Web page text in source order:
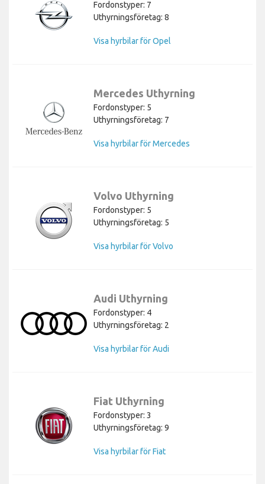
Fordonstyper: 7
Uthyrningsföretag: 8
Visa hyrbilar för Opel
Mercedes Uthyrning
Fordonstyper: 5
Uthyrningsföretag: 7
Visa hyrbilar för Mercedes
Volvo Uthyrning
Fordonstyper: 5
Uthyrningsföretag: 5
Visa hyrbilar för Volvo
Audi Uthyrning
Fordonstyper: 4
Uthyrningsföretag: 2
Visa hyrbilar för Audi
Fiat Uthyrning
Fordonstyper: 3
Uthyrningsföretag: 9
Visa hyrbilar för Fiat